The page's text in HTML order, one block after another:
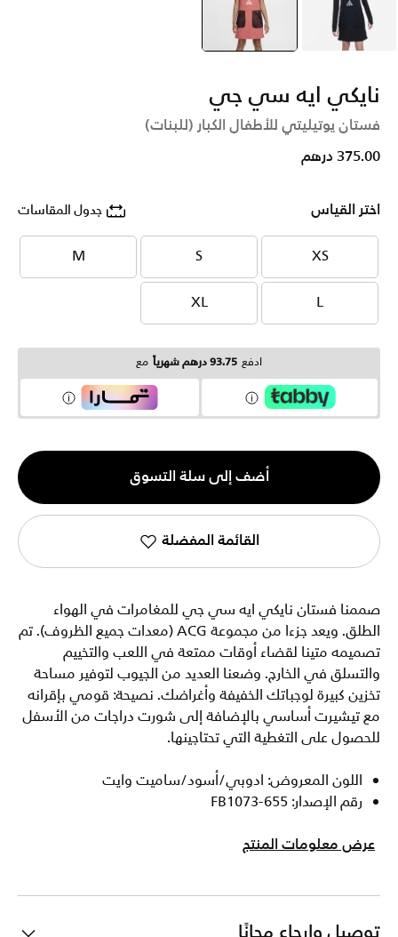
أسود selected
وردي
نايكي ايه سي جي
فستان يوتيليتي للأطفال الكبار (للبنات)
375.00 درهم
اختر القياس جدول المقاسات
XS
XS
S
S
M
M
L
L
XL
XL
ادفع 93.75 درهم شهرياً مع
الكمية
1
أضف إلى سلة التسوق
القائمة المفضلة
صممنا فستان نايكي ايه سي جي للمغامرات في الهواء
الطلق. ويعد جزءا من مجموعة ACG (معدات جميع الظروف). تم
تصميمه متينا لقضاء أوقات ممتعة في اللعب والتخييم
والتسلق في الخارج. وضعنا العديد من الجيوب لتوفير مساحة
تخزين كبيرة لوجباتك الخفيفة وأغراضك. نصيحة: قومي بإقرانه
مع تيشيرت أساسي بالإضافة إلى شورت دراجات من الأسفل
للحصول على التغطية التي تحتاجينها.
اللون المعروض: ادوبي/أسود/ساميت وايت
رقم الإصدار: FB1073-655
عرض معلومات المنتج